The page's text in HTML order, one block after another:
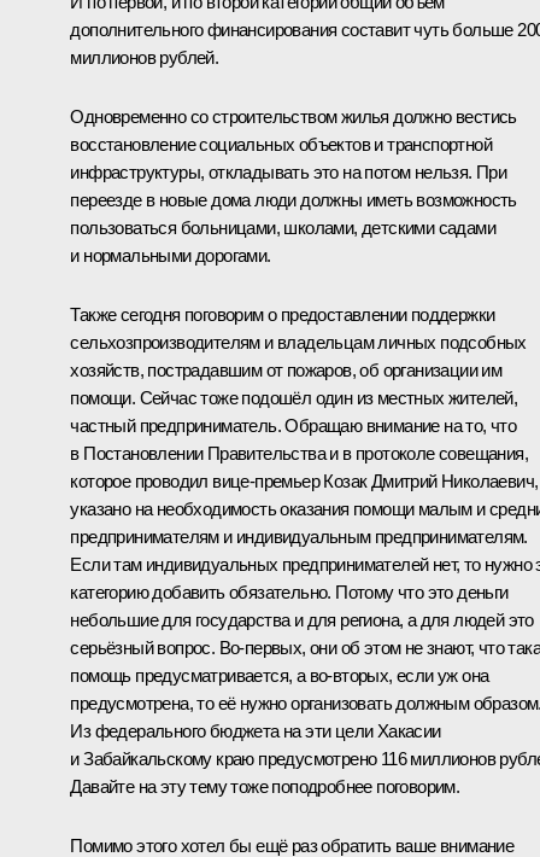
дополнительного финансирования составит чуть больше
миллионов рублей.
Одновременно со строительством жилья должно вестись
восстановление социальных объектов и транспортной
инфраструктуры, откладывать это на потом нельзя. При
переезде в новые дома люди должны иметь возможность
пользоваться больницами, школами, детскими садами
и нормальными дорогами.
Также сегодня поговорим о предоставлении поддержки
сельхозпроизводителям и владельцам личных подсобных
хозяйств, пострадавшим от пожаров, об организации им
помощи. Сейчас тоже подошёл один из местных жителей,
частный предприниматель. Обращаю внимание на то, что
в Постановлении Правительства и в протоколе совещания,
которое проводил вице-премьерКозакДмитрий Николаевич,
указано на необходимость оказания помощи малым и
предпринимателям и индивидуальным предпринимателям.
Если там индивидуальных предпринимателей нет, то нужно
категорию добавить обязательно. Потому что это деньги
небольшие для государства и для региона, а для людей это
серьёзный вопрос. Во‑первых, они об этом не знают, что
помощь предусматривается, а во‑вторых, если уж она
предусмотрена, то её нужно организовать должным
Из федерального бюджета на эти цели Хакасии
и Забайкальскому краю предусмотрено 116 миллионов
Давайте на эту тему тоже поподробнее поговорим.
Помимо этого хотел бы ещё раз обратить ваше внимание